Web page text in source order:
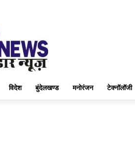
विदेश बुंदेलखण्ड मनोरंजन टेक्नॉलॉजी